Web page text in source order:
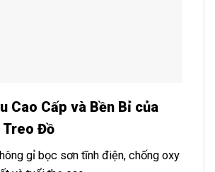
Cao Cấp và Bền Bỉ của
Treo Đồ
gỉ bọc sơn tĩnh điện, chống oxy